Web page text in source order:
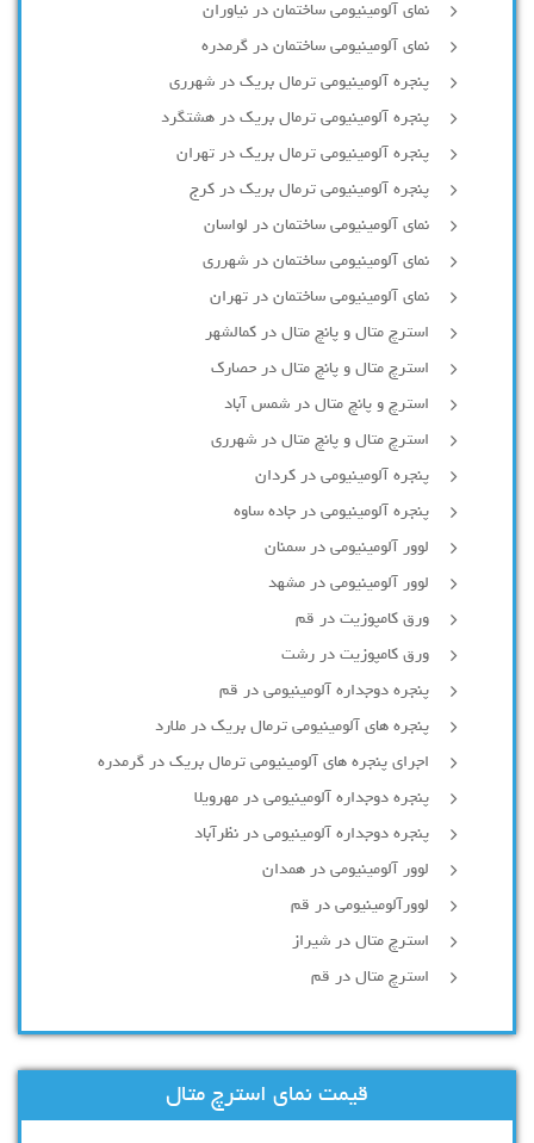
نمای آلومینیومی ساختمان در نیاوران
نمای آلومینیومی ساختمان در گرمدره
پنجره آلومینیومی ترمال بریک در شهرری
پنجره آلومینیومی ترمال بریک در هشتگرد
پنجره آلومینیومی ترمال بریک در تهران
پنجره آلومینیومی ترمال بریک در کرج
نمای آلومینیومی ساختمان در لواسان
نمای آلومینیومی ساختمان در شهرری
نمای آلومینیومی ساختمان در تهران
استرچ متال و پانچ متال در کمالشهر
استرچ متال و پانچ متال در حصارك
استرچ و پانچ متال در شمس آباد
استرچ متال و پانچ متال در شهرری
پنجره آلومینیومی در کردان
پنجره آلومینیومی در جاده ساوه
لوور آلومینیومی در سمنان
لوور آلومینیومی در مشهد
ورق کامپوزیت در قم
ورق کامپوزیت در رشت
پنجره دوجداره آلومينيومی در قم
پنجره های آلومینیومی ترمال بریک در ملارد
اجرای پنجره های آلومینیومی ترمال بریک در گرمدره
پنجره دوجداره آلومینیومی در مهرویلا
پنجره دوجداره آلومینیومی در نظرآباد
لوور آلومینیومی در همدان
لوورآلومینیومی در قم
استرچ متال در شیراز
استرچ متال در قم
قیمت نمای استرچ متال